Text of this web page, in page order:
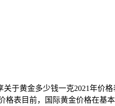
于黄金多少钱一克2021年价
表目前，国际黄金价格在基